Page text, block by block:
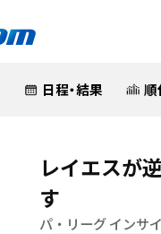
日程・結果 順
レイエスが
す
パ・リーグ インサ